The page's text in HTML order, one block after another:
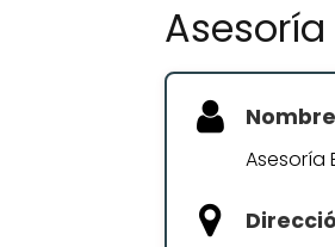
Asesoría
Nombre
Asesoría